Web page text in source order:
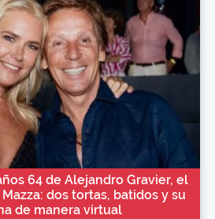
64 de Alejandro Gravier, el
dos tortas, batidos y su
de manera virtual